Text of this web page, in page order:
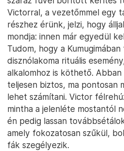
Victorral, a vezetőmmel egy
részhez érünk, jelzi, hogy
mondja: innen már egyedül
Tudom, hogy a
disznólakoma rituális
alkalomhoz is köthető.
teljesen biztos, ma pontosan
lehet számítani. Victor
mintha a jelenléte mostantól
én pedig lassan
amely fokozatosan szűkül,
fák szegélyezik.